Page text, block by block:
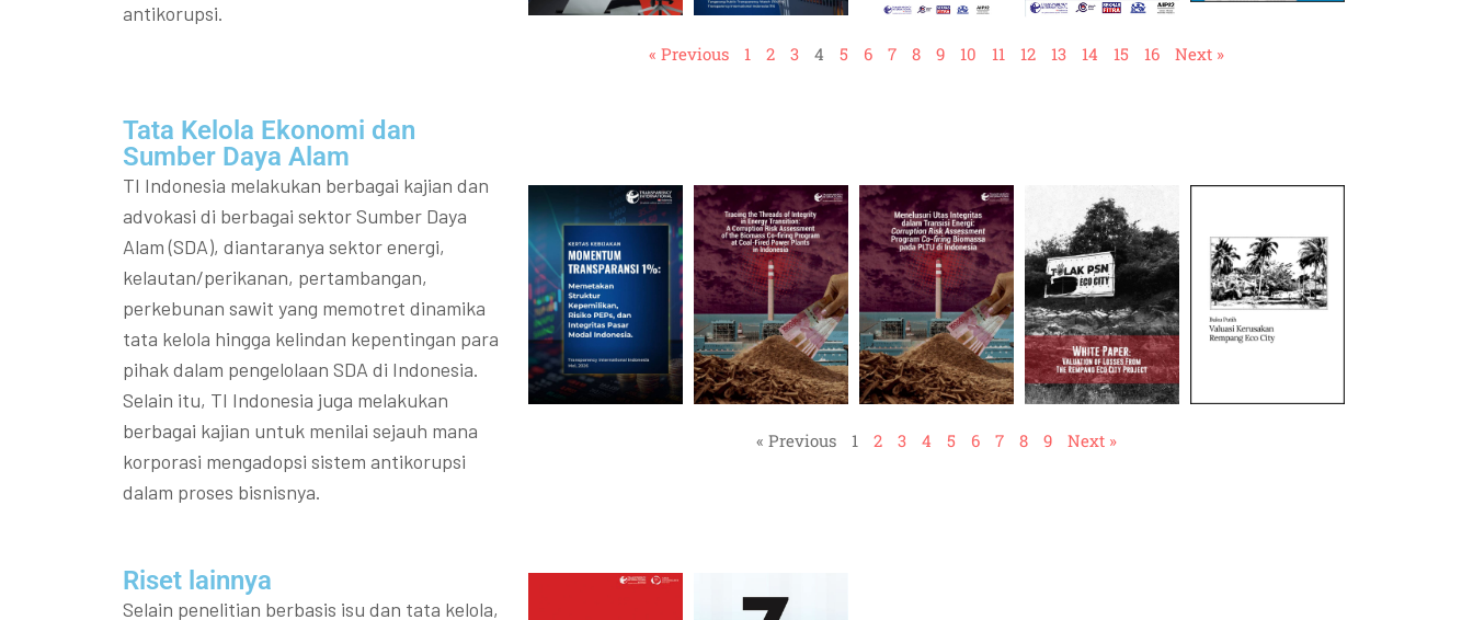
antikorupsi.
« Previous 1 2 3 4 5 6 7 8 9 10 11 12 13 14 15 16 Next »
Tata Kelola Ekonomi dan
Sumber Daya Alam
TI Indonesia melakukan berbagai kajian dan
advokasi di berbagai sektor Sumber Daya
Alam (SDA), diantaranya sektor energi,
kelautan/perikanan, pertambangan,
perkebunan sawit yang memotret dinamika
tata kelola hingga kelindan kepentingan para
pihak dalam pengelolaan SDA di Indonesia.
Selain itu, TI Indonesia juga melakukan
berbagai kajian untuk menilai sejauh mana
korporasi mengadopsi sistem antikorupsi
dalam proses bisnisnya.
« Previous 1 2 3 4 5 6 7 8 9 Next »
Riset lainnya​​
Selain penelitian berbasis isu dan tata kelola,